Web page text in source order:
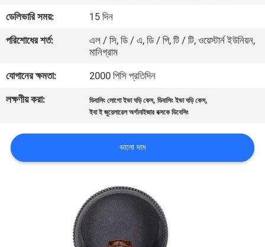
সাইট
ম্যাপ
PRIVACY
POLICY
ডেলিভারি সময়:
15 দিন
পরিশোধের শর্ত:
এল / সি, ডি / এ, ডি / পি, টি / টি, ওয়েস্টার্ন ইউনিয়ন,
মানিগ্রাম
যোগানের ক্ষমতা:
2000 পিসি প্রতিদিন
লক্ষণীয় করা:
ডিবাসিং লোগো ইভা ঘড়ি কেস,ডিবাসিং ইভা ঘড়ি কেস,
ইবা ই জুয়েলারেল অর্গানাইজার বক্সকে ডিবেসিং
ভালো দাম